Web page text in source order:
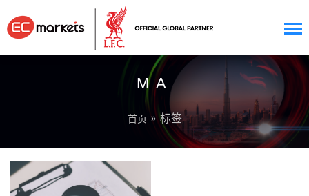
MA
首页 » 标签